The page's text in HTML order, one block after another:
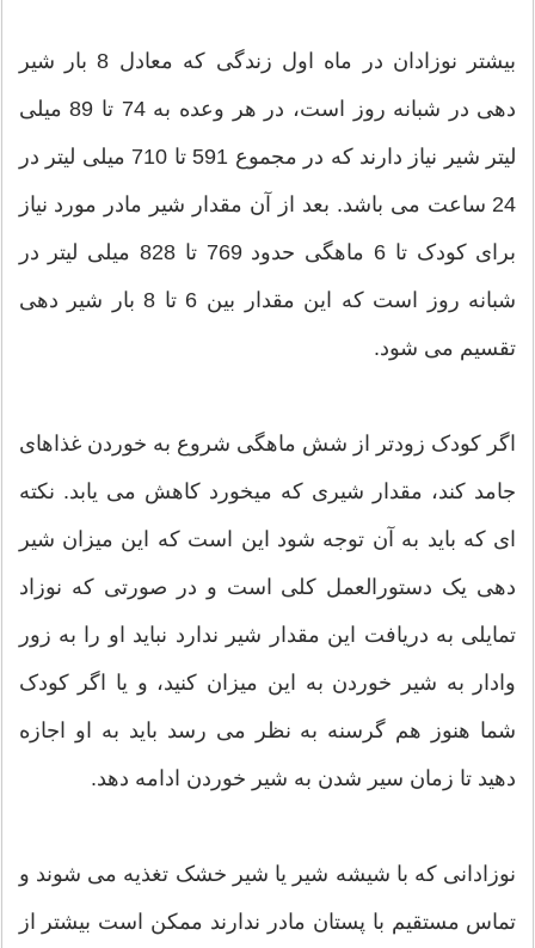
بیشتر نوزادان در ماه اول زندگی که معادل 8 بار شیر
دهی در شبانه روز است، در هر وعده به 74 تا 89 میلی
لیتر شیر نیاز دارند که در مجموع 591 تا 710 میلی لیتر در
24 ساعت می باشد. بعد از آن مقدار شیر مادر مورد نیاز
برای کودک تا 6 ماهگی حدود 769 تا 828 میلی لیتر در
شبانه روز است که این مقدار بین 6 تا 8 بار شیر دهی
تقسیم می شود.
اگر کودک زودتر از شش ماهگی شروع به خوردن غذاهای
جامد کند، مقدار شیری که میخورد کاهش می یابد. نکته
ای که باید به آن توجه شود این است که این میزان شیر
دهی یک دستورالعمل کلی است و در صورتی که نوزاد
تمایلی به دریافت این مقدار شیر ندارد نباید او را به زور
وادار به شیر خوردن به این میزان کنید، و یا اگر کودک
شما هنوز هم گرسنه به نظر می رسد باید به او اجازه
دهید تا زمان سیر شدن به شیر خوردن ادامه دهد.
نوزادانی که با شیشه شیر یا شیر خشک تغذیه می شوند و
تماس مستقیم با پستان مادر ندارند ممکن است بیشتر از